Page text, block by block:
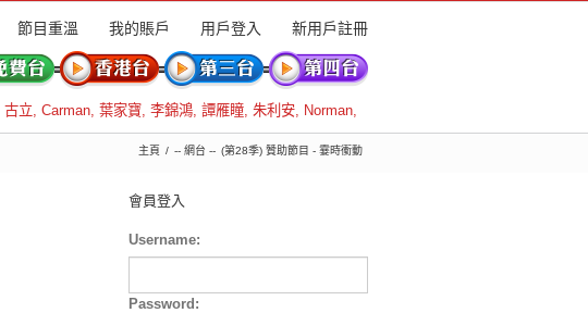
節目重溫 我的賬戶 用戶登入 新用戶註冊
古立, Carman, 葉家寶, 李錦鴻, 譚雁瞳, 朱利安, Norman,
主頁 -- 網台 -- (第28季) 贊助節目 - 霎時衝動
會員登入
Username:
Password: